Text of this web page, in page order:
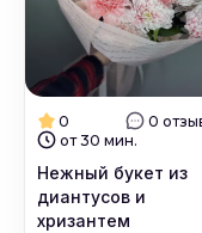
0
0
от 30 мин.
Нежный букет из
диантусов и
хризантем